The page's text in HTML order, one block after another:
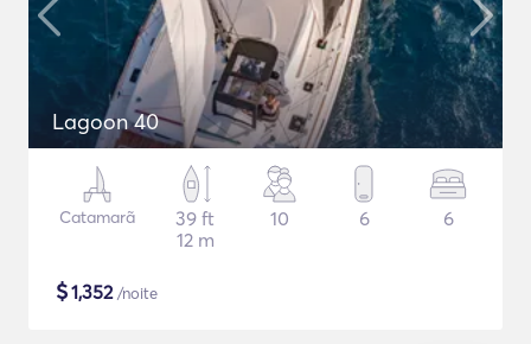
Lagoon 40
Catamarã
39 ft
12 m
10 6 6
$1,352/noite